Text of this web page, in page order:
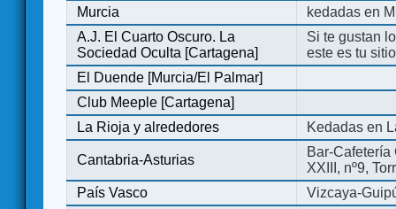
Murcia
kedadas en
A.J. El Cuarto Oscuro. La
Sociedad Oculta [Cartagena]
Si te gustan
este es tu
El Duende [Murcia/El Palmar]
Club Meeple [Cartagena]
La Rioja y alrededores
Kedadas en
Cantabria-Asturias
Bar-
XXIII, nº9,
País Vasco
Vizcaya-